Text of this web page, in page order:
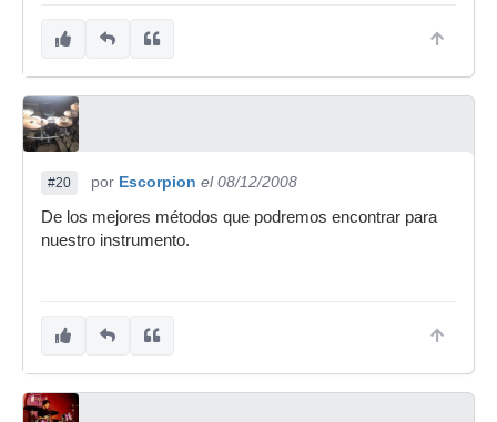
#20 por Escorpion el 08/12/2008
De los mejores métodos que podremos encontrar para
nuestro instrumento.